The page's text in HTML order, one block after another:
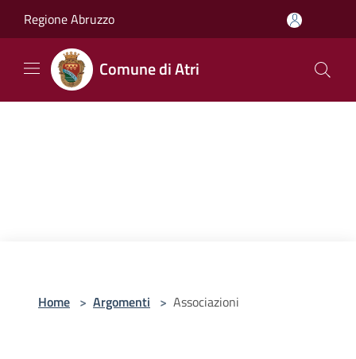
Regione Abruzzo
Comune di Atri
Home > Argomenti > Associazioni